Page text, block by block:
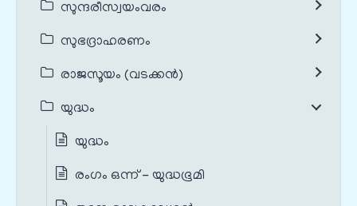
സുന്ദരീസ്വയംവരം
സുഭദ്രാഹരണം
രാജസൂയം (വടക്കൻ)
യുദ്ധം
യുദ്ധം
രംഗം ഒന്ന് - യുദ്ധഭൂമി